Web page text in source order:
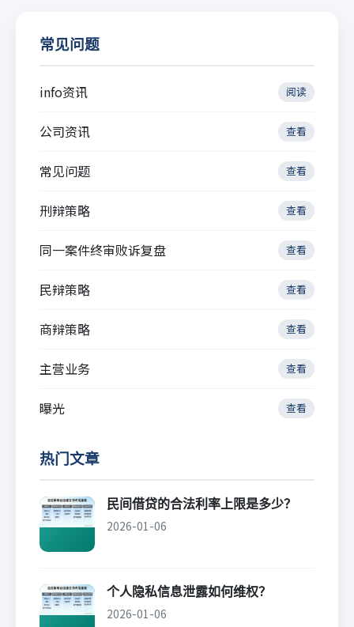
常见问题
info资讯 阅读
公司资讯 查看
常见问题 查看
刑辩策略 查看
同一案件终审败诉复盘 查看
民辩策略 查看
商辩策略 查看
主营业务 查看
曝光 查看
热门文章
民间借贷的合法利率上限是多少？
2026-01-06
个人隐私信息泄露如何维权？
2026-01-06